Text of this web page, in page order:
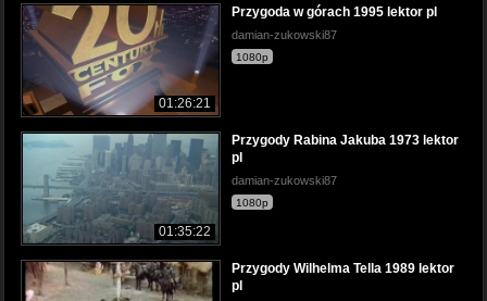
01:26:21
Przygoda w górach 1995 lektor pl
damian-zukowski87
1080p
01:35:22
Przygody Rabina Jakuba 1973 lektor
pl
damian-zukowski87
1080p
Przygody Wilhelma Tella 1989 lektor
pl